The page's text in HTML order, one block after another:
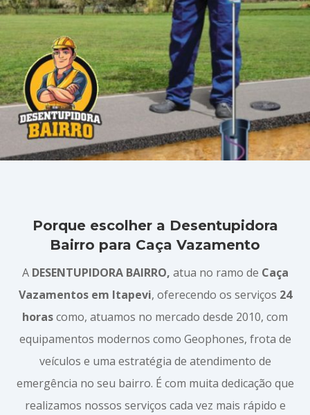
Porque escolher a Desentupidora
Bairro para Caça Vazamento
A DESENTUPIDORA BAIRRO, atua no ramo de Caça
Vazamentos em Itapevi, oferecendo os serviços 24
horascomo, atuamos no mercado desde 2010, com
equipamentos modernos como Geophones, frota de
veículos e uma estratégia de atendimento de
emergência no seu bairro. É com muita dedicação que
realizamos nossos serviços cada vez mais rápido e